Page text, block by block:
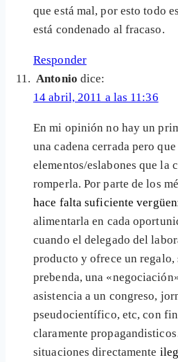
que está mal, por esto todo
está condenado al fracaso.
Responder
Antonio dice:
14 abril, 2011 a las 11:36
En mi opinión no hay un
una cadena cerrada pero
elementos/eslabones que la
romperla. Por parte de los
hace falta suficiente
alimentarla en cada
cuando el delegado del
producto y ofrece un regalo,
prebenda, una
asistencia a un congreso,
pseudocientífico, etc, con
claramente
situaciones directamente